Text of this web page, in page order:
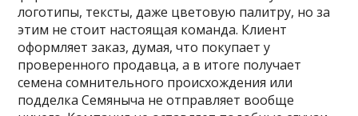
логотипы, тексты, даже цветовую палитру, но за
этим не стоит настоящая команда. Клиент
оформляет заказ, думая, что покупает у
проверенного продавца, а в итоге получает
семена сомнительного происхождения или
подделка Семяныча не отправляет вообще